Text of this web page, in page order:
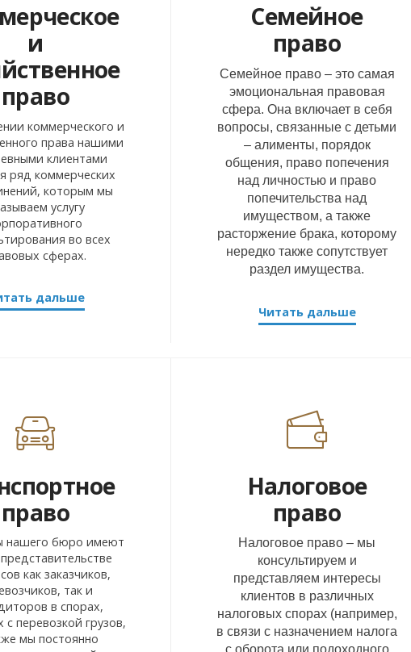
и
право
коммерческого и
права нашими
клиентами
ряд коммерческих
которым мы
услугу
во всех
сферах.
дальше
Семейное
право
Семейное право – это самая
эмоциональная правовая
сфера. Она включает в себя
вопросы, связанные с детьми
– алименты, порядок
общения, право попечения
над личностью и право
попечительства над
имуществом, а также
расторжение брака, которому
нередко также сопутствует
раздел имущества.
Читать дальше
право
нашего бюро имеют
как заказчиков,
так и
в спорах,
с перевозкой грузов,
мы постоянно
Налоговое
право
Налоговое право – мы
консультируем и
представляем интересы
клиентов в различных
налоговых спорах (например,
в связи с назначением налога
с оборота или подоходного